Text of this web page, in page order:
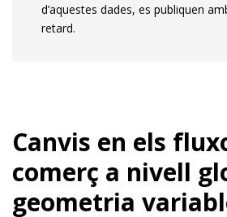
d’aquestes dades, es publiquen
retard.
Canvis en els
comerç a nivell
geometria